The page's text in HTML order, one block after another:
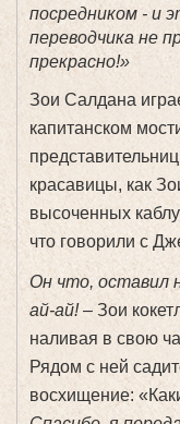
посредником - и
переводчика не
прекрасно!»
Зои Салдана
капитанском
красавицы, как
высоченных
что говорили с
Он что, оставил
ай-ай!– Зои
наливая в свою
Рядом с ней
восхищение: